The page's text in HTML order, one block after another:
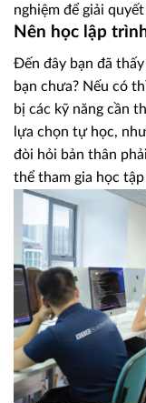
nghiệm để giải
Nên học lập
Đến đây bạn đã
bạn chưa? Nếu có
bị các kỹ năng cần
lựa chọn tự học,
đòi hỏi bản thân
thể tham gia học tập